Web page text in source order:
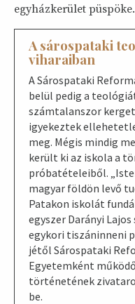
egyházkerület püspöke.
A sárospataki
viharaiban
A Sárospataki
belül pedig a
számtalanszor
igyekeztek
meg. Mégis mindig
került ki az iskola a
próbatételeiből.
magyar földön levő
Patakon iskolát
egyszer Darányi
egykori tiszáninneni
jétől Sárospataki
Egyetemként
történetének
be.